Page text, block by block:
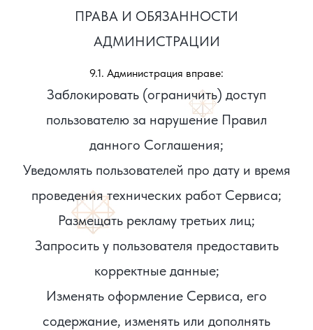
ПРАВА И ОБЯЗАННОСТИ
АДМИНИСТРАЦИИ
9.1. Администрация вправе:
Заблокировать (ограничить) доступ
пользователю за нарушение Правил
данного Соглашения;
Уведомлять пользователей про дату и время
проведения технических работ Сервиса;
Размещать рекламу третьих лиц;
Запросить у пользователя предоставить
корректные данные;
Изменять оформление Сервиса, его
содержание, изменять или дополнять